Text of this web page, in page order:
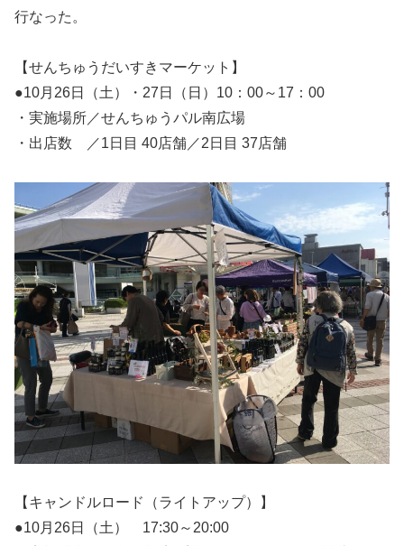
行なった。
【せんちゅうだいすきマーケット】
●10月26日（土）・27日（日）10：00～17：00
・実施場所／せんちゅうパル南広場
・出店数 ／1日目 40店舗／2日目 37店舗
【キャンドルロード（ライトアップ）】
●10月26日（土） 17:30～20:00